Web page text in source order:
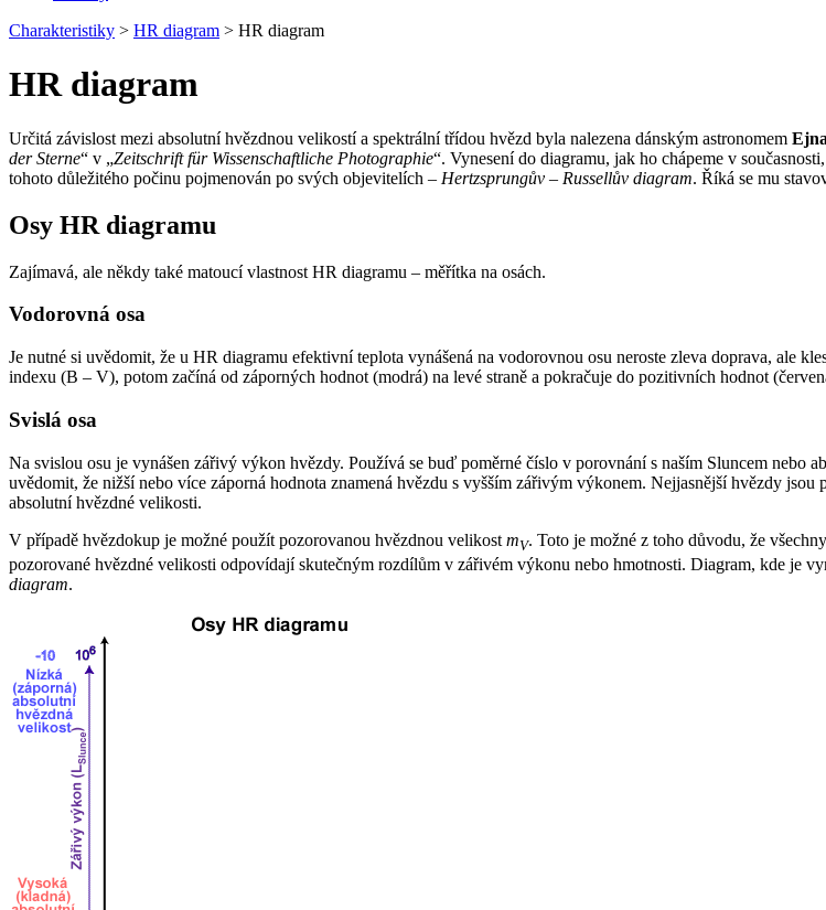
Charakteristiky > HR diagram > HR diagram
HR diagram
Určitá závislost mezi absolutní hvězdnou velikostí a spektrální třídou hvězd byla nalezena dánským astronomem
der Sterne“ v „Zeitschrift für Wissenschaftliche Photographie“. Vynesení do diagramu, jak ho chápeme v
tohoto důležitého počinu pojmenován po svých objevitelích – Hertzsprungův – Russellův diagram. Říká se mu
Osy HR diagramu
Zajímavá, ale někdy také matoucí vlastnost HR diagramu – měřítka na osách.
Vodorovná osa
Je nutné si uvědomit, že u HR diagramu efektivní teplota vynášená na vodorovnou osu neroste zleva doprava, ale
indexu (B – V), potom začíná od záporných hodnot (modrá) na levé straně a pokračuje do pozitivních hodnot
Svislá osa
Na svislou osu je vynášen zářivý výkon hvězdy. Používá se buď poměrné číslo v porovnání s naším Sluncem nebo
uvědomit, že nižší nebo více záporná hodnota znamená hvězdu s vyšším zářivým výkonem. Nejjasnější hvězdy
absolutní hvězdné velikosti.
V případě hvězdokup je možné použít pozorovanou hvězdnou velikost mV. Toto je možné z toho důvodu, že
pozorované hvězdné velikosti odpovídají skutečným rozdílům v zářivém výkonu nebo hmotnosti. Diagram, kde je
diagram.